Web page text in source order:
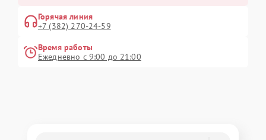
Горячая линия
+7 (382) 270-24-59
Время работы
Ежедневно с 9:00 до 21:00